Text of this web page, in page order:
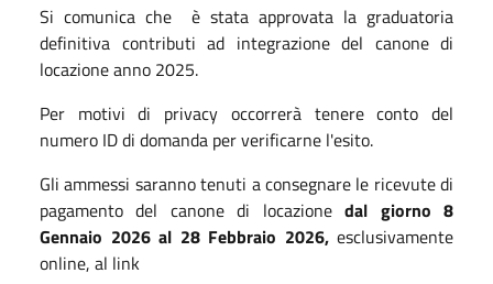
Si comunica che è stata approvata la graduatoria
definitiva contributi ad integrazione del canone di
locazione anno 2025.
Per motivi di privacy occorrerà tenere conto del
numero ID di domanda per verificarne l'esito.
Gli ammessi saranno tenuti a consegnare le ricevute di
pagamento del canone di locazionedal giorno 8
Gennaio 2026al 28 Febbraio 2026, esclusivamente
online, al link